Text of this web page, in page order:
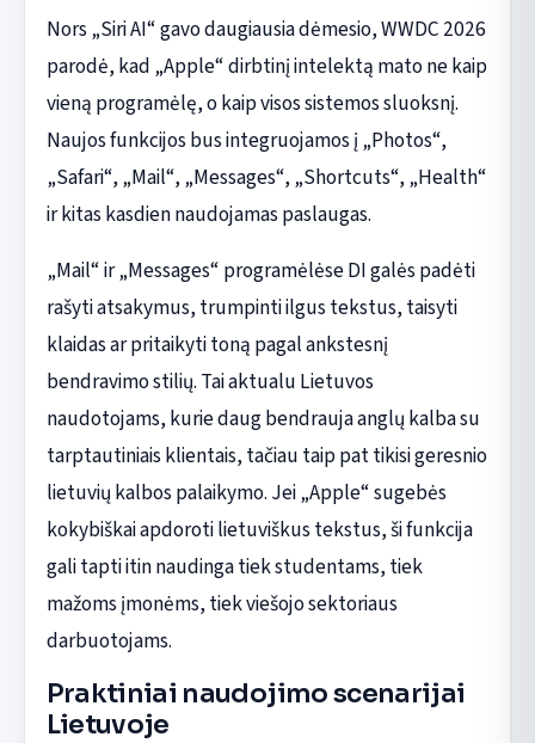
Nors „Siri AI“ gavo daugiausia dėmesio, WWDC 2026
parodė, kad „Apple“ dirbtinį intelektą mato ne kaip
vieną programėlę, o kaip visos sistemos sluoksnį.
Naujos funkcijos bus integruojamos į „Photos“,
„Safari“, „Mail“, „Messages“, „Shortcuts“, „Health“
ir kitas kasdien naudojamas paslaugas.
„Mail“ ir „Messages“ programėlėse DI galės padėti
rašyti atsakymus, trumpinti ilgus tekstus, taisyti
klaidas ar pritaikyti toną pagal ankstesnį
bendravimo stilių. Tai aktualu Lietuvos
naudotojams, kurie daug bendrauja anglų kalba su
tarptautiniais klientais, tačiau taip pat tikisi geresnio
lietuvių kalbos palaikymo. Jei „Apple“ sugebės
kokybiškai apdoroti lietuviškus tekstus, ši funkcija
gali tapti itin naudinga tiek studentams, tiek
mažoms įmonėms, tiek viešojo sektoriaus
darbuotojams.
Praktiniai naudojimo scenarijai
Lietuvoje